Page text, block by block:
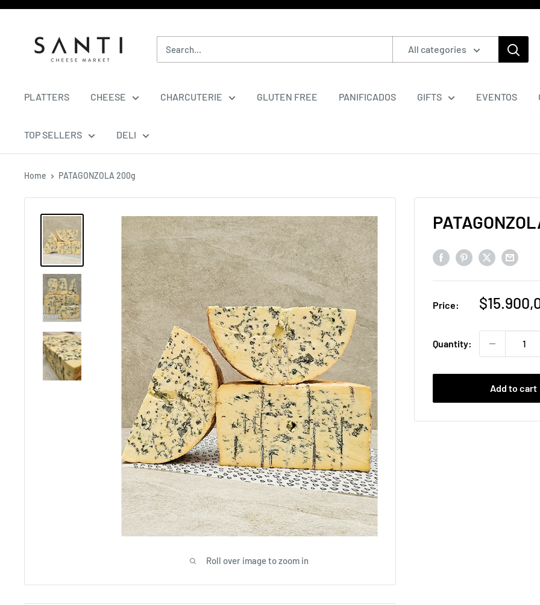
Skip
All categories
PLATTERS CHEESE CHARCUTERIE GLUTEN FREE PANIFICADOS GIFTS EVENTOS
TOP SELLERS DELI
Home PATAGONZOLA 200g
Roll over image to zoom in
Price:
Sale
Quantity:
Add to cart